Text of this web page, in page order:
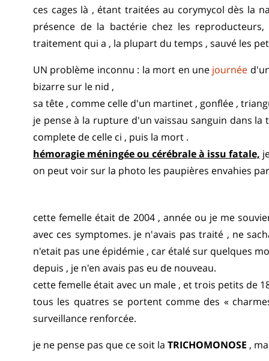
ces cages là , étant traitées au corymycol dès la
présence de la bactérie chez les
traitement qui a , la plupart du temps , sauvé les
UN problème inconnu : la mort en une journée
bizarre sur le nid ,
sa tête , comme celle d'un martinet , gonflée ,
je pense à la rupture d'un vaissau sanguin dans
complete de celle ci , puis la mort .
hémoragie méningée ou cérébrale à issu fatale,
on peut voir sur la photo les paupières envahies
cette femelle était de 2004 , année ou je me
avec ces symptomes. je n'avais pas traité , ne
n'etait pas une épidémie , car étalé sur quelques
depuis , je n'en avais pas eu de nouveau.
cette femelle était avec un male , et trois petits de
tous les quatres se portent comme des «
surveillance renforcée.
je ne pense pas que ce soit la TRICHOMONOSE ,